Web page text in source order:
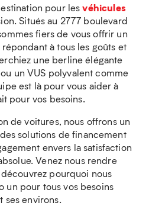
pour lesvéhicules
Situés au 2777 boulevard
fiers de vous offrir un
à tous les goûts et
une berline élégante
un VUS polyvalent comme
est là pour vous aider à
pour vos besoins.
de voitures, nous offrons un
solutions de financement
envers la satisfaction
Venez nous rendre
pourquoi nous
un pour tous vos besoins
ses environs.